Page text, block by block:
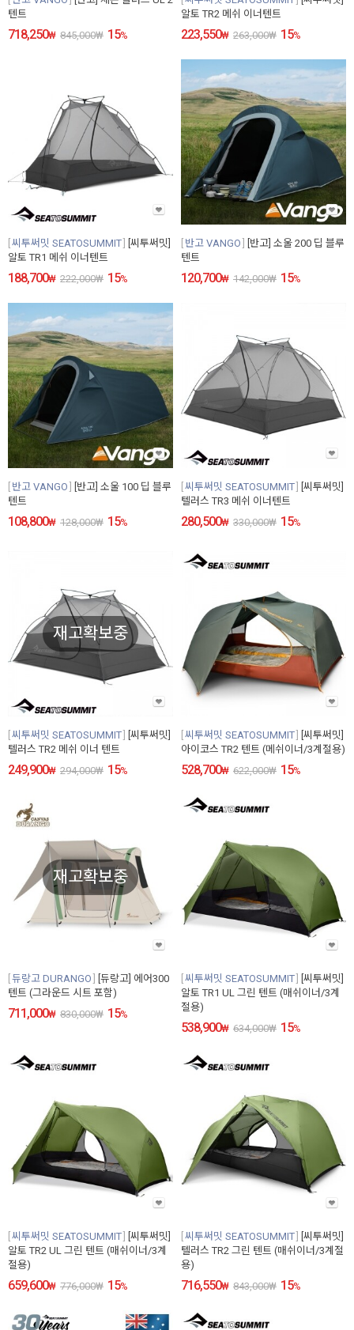
텐트
718,250₩ 845,000₩ 15%
알토 TR2 메쉬 이너텐트
223,550₩ 263,000₩ 15%
씨투써밋 SEATOSUMMIT
[씨투써밋]
알토 TR1 메쉬 이너텐트
188,700₩ 222,000₩ 15%
반고 VANGO
[반고] 소울 200 딥 블루
텐트
120,700₩ 142,000₩ 15%
반고 VANGO
[반고] 소울 100 딥 블루
텐트
108,800₩ 128,000₩ 15%
씨투써밋 SEATOSUMMIT
[씨투써밋]
텔러스 TR3 메쉬 이너텐트
280,500₩ 330,000₩ 15%
재고확보중
씨투써밋 SEATOSUMMIT
[씨투써밋]
텔러스 TR2 메쉬 이너 텐트
249,900₩ 294,000₩ 15%
씨투써밋 SEATOSUMMIT
[씨투써밋]
아이코스 TR2 텐트 (메쉬이너/3계절용)
528,700₩ 622,000₩ 15%
재고확보중
듀랑고 DURANGO
[듀랑고] 에어300
텐트 (그라운드 시트 포함)
711,000₩ 830,000₩ 15%
씨투써밋 SEATOSUMMIT
[씨투써밋]
알토 TR1 UL 그린 텐트 (매쉬이너/3계
절용)
538,900₩ 634,000₩ 15%
씨투써밋 SEATOSUMMIT
[씨투써밋]
알토 TR2 UL 그린 텐트 (매쉬이너/3계
절용)
659,600₩ 776,000₩ 15%
씨투써밋 SEATOSUMMIT
[씨투써밋]
텔러스 TR2 그린 텐트 (매쉬이너/3계절
용)
716,550₩ 843,000₩ 15%